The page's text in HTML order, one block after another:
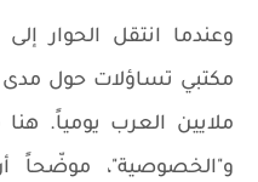
وعندما انتقل الحوار
مكتبي تساؤلات حول مدى
ملايين العرب يومياً.
و"الخصوصية"، موضّحاً